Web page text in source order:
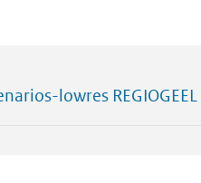
lowres REGIOGEEL